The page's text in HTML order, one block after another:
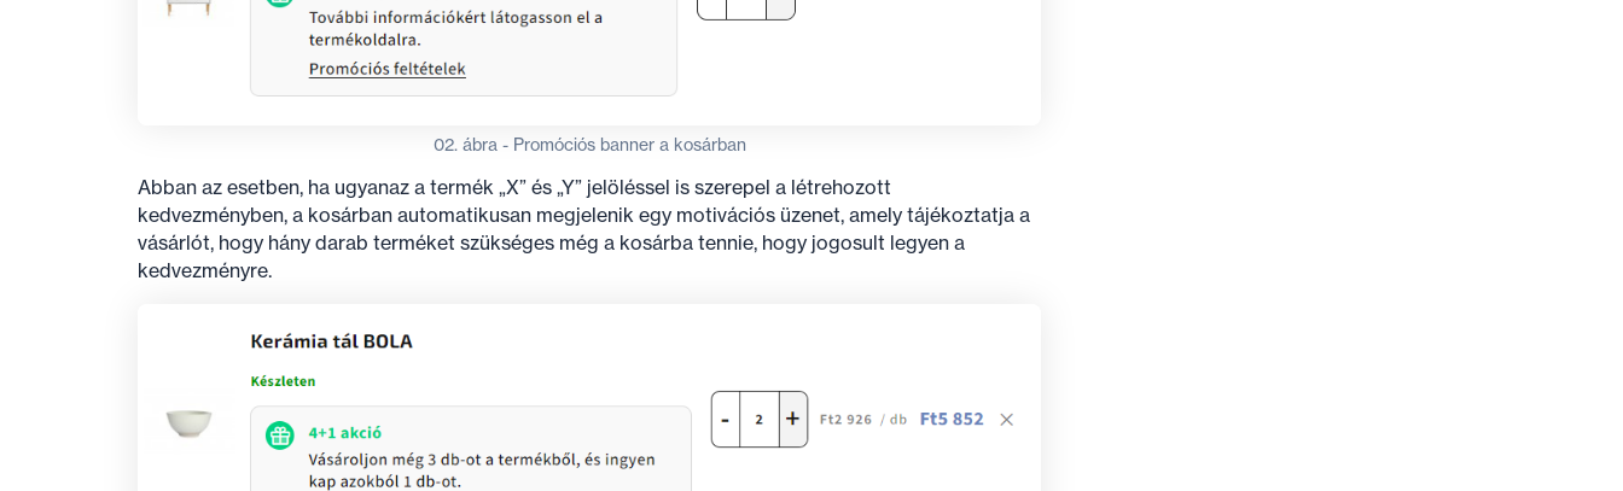
02. ábra - Promóciós banner a kosárban
Abban az esetben, ha ugyanaz a termék „X” és „Y” jelöléssel is szerepel a létrehozott
kedvezményben, a kosárban automatikusan megjelenik egy motivációs üzenet, amely tájékoztatja a
vásárlót, hogy hány darab terméket szükséges még a kosárba tennie, hogy jogosult legyen a
kedvezményre.